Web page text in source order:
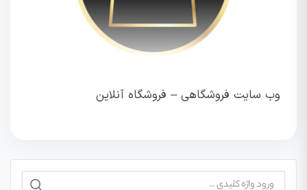
وب سایت فروشگاهی – فروشگاه آنلاین
جستجو